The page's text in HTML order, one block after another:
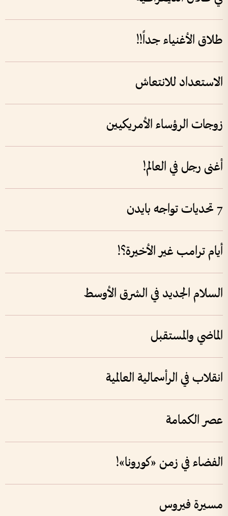
طلاق الأغنياء جداً!!
الاستعداد للانتعاش
زوجات الرؤساء الأمريكيين
أغنى رجل في العالم!
7 تحديات تواجه بايدن
أيام ترامب غير الأخيرة؟!
السلام الجديد في الشرق الأوسط
الماضي والمستقبل
انقلاب في الرأسمالية العالمية
عصر الكمامة
الفضاء في زمن «كورونا»!
مسيرة فيروس